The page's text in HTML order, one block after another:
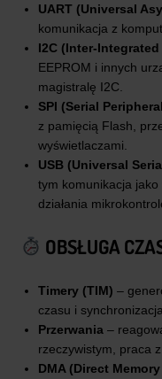
UART (Universal
komunikacja z
I2C (Inter-
EEPROM i innych
magistralę I2C.
SPI (Serial
z pamięcią Flash,
wyświetlaczami.
USB (Universal
tym komunikacja
działania
OBSŁUGA
Timery (TIM) –
czasu i
Przerwania –
rzeczywistym, praca z
DMA (Direct